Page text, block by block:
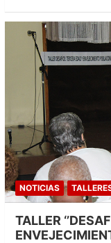
NOTICIAS
TALLER